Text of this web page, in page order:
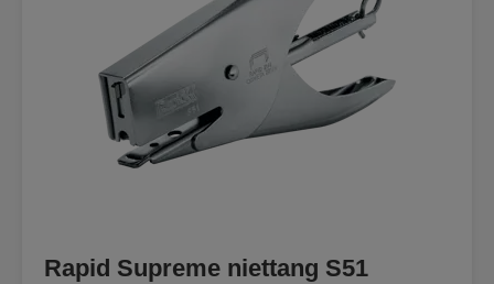
Rapid Supreme niettang S51